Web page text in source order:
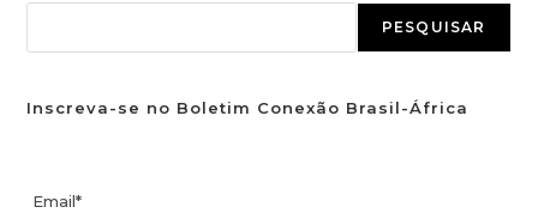
PESQUISAR
Inscreva-se no Boletim Conexão Brasil-África
Email*